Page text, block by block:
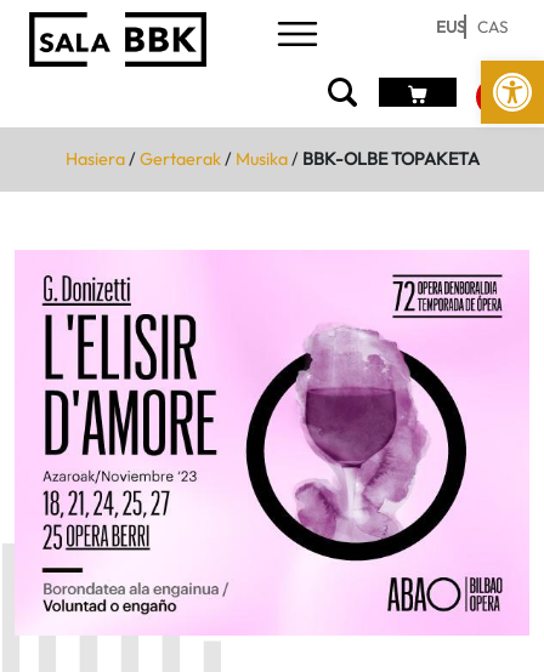
EUS CAS
Hasiera/Gertaerak/ Musika/ BBK-OLBE TOPAKETA